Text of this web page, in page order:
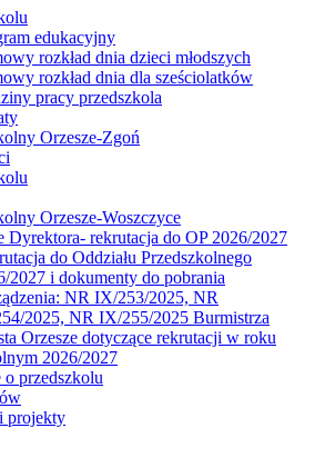
edukacyjny
rozkład dnia dzieci młodszych
rozkład dnia dla sześciolatków
pracy przedszkola
Orzesze-Zgoń
Orzesze-Woszczyce
Dyrektora- rekrutacja do OP 2026/2027
do Oddziału Przedszkolnego
2027 i dokumenty do pobrania
NR IX/253/2025, NR
2025, NR IX/255/2025 Burmistrza
Orzesze dotyczące rekrutacji w roku
2026/2027
przedszkolu
projekty